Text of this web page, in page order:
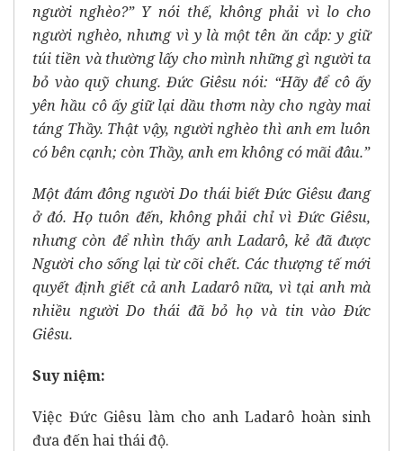
người nghèo?” Y nói thế, không phải vì lo cho
người nghèo, nhưng vì y là một tên ăn cắp: y giữ
túi tiền và thường lấy cho mình những gì người ta
bỏ vào quỹ chung. Đức Giêsu nói: “Hãy để cô ấy
yên hầu cô ấy giữ lại dầu thơm này cho ngày mai
táng Thầy. Thật vậy, người nghèo thì anh em luôn
có bên cạnh; còn Thầy, anh em không có mãi đâu.”
Một đám đông người Do thái biết Ðức Giêsu đang
ở đó. Họ tuôn đến, không phải chỉ vì Ðức Giêsu,
nhưng còn để nhìn thấy anh Ladarô, kẻ đã được
Người cho sống lại từ cõi chết. Các thượng tế mới
quyết định giết cả anh Ladarô nữa, vì tại anh mà
nhiều người Do thái đã bỏ họ và tin vào Ðức
Giêsu.
Suy niệm:
Việc Đức Giêsu làm cho anh Ladarô hoàn sinh
đưa đến hai thái độ.